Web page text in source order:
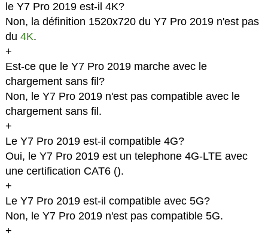
le Y7 Pro 2019 est-il 4K?
Non, la définition 1520x720 du Y7 Pro 2019 n'est pas
du 4K.
+
Est-ce que le Y7 Pro 2019 marche avec le
chargement sans fil?
Non, le Y7 Pro 2019 n'est pas compatible avec le
chargement sans fil.
+
Le Y7 Pro 2019 est-il compatible 4G?
Oui, le Y7 Pro 2019 est un telephone 4G-LTE avec
une certification CAT6 ().
+
Le Y7 Pro 2019 est-il compatible avec 5G?
Non, le Y7 Pro 2019 n'est pas compatible 5G.
+